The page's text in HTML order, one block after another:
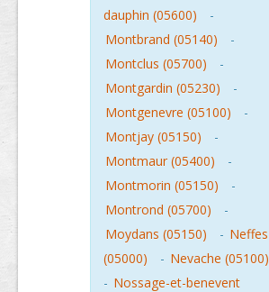
dauphin (05600)
-
Montbrand (05140)
-
Montclus (05700)
-
Montgardin (05230)
-
Montgenevre (05100)
-
Montjay (05150)
-
Montmaur (05400)
-
Montmorin (05150)
-
Montrond (05700)
-
Moydans (05150)
- Neffes
(05000)
- Nevache (05100)
- Nossage-et-benevent